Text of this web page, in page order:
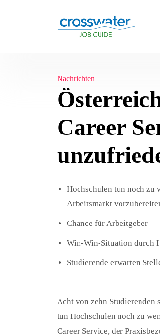
Nachrichten
Career
Hochschulen tun noch zu
Arbeitsmarkt
Chance für Arbeitgeber
Win-Win-Situation durch
Studierende erwarten
Acht von zehn Studierenden
tun Hochschulen noch zu
Career Service, der